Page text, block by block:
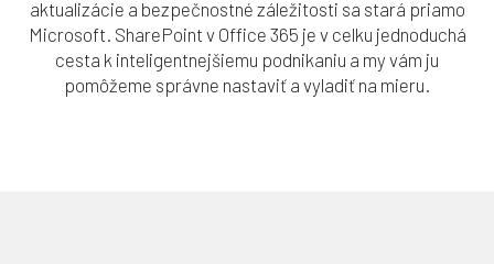
aktualizácie a bezpečnostné záležitosti sa stará priamo
Microsoft. SharePoint v Office 365 je v celku jednoduchá
cesta k inteligentnejšiemu podnikaniu a my vám ju
pomôžeme správne nastaviť a vyladiť na mieru.